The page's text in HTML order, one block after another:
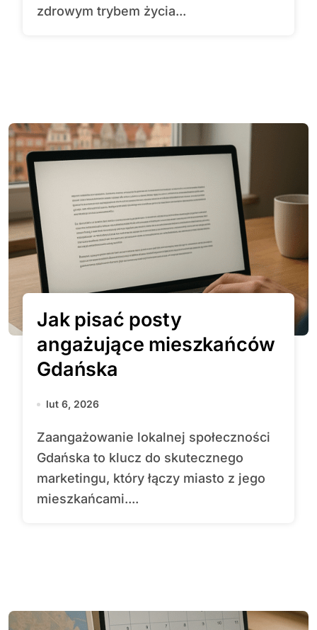
zdrowym trybem życia...
Jak pisać posty
angażujące mieszkańców
Gdańska
lut 6, 2026
Zaangażowanie lokalnej społeczności
Gdańska to klucz do skutecznego
marketingu, który łączy miasto z jego
mieszkańcami....